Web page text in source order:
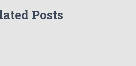
Posts